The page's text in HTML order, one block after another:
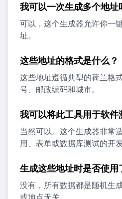
我可以一次生成多个地址
可以，这个生成器允许你一
址。
这些地址的格式是什么？
这些地址遵循典型的荷兰格
号、邮政编码和城市。
我可以将此工具用于软件
当然可以。这个生成器非常
用、表单或数据库测试的开发
生成这些地址时是否使用
没有，所有数据都是随机生